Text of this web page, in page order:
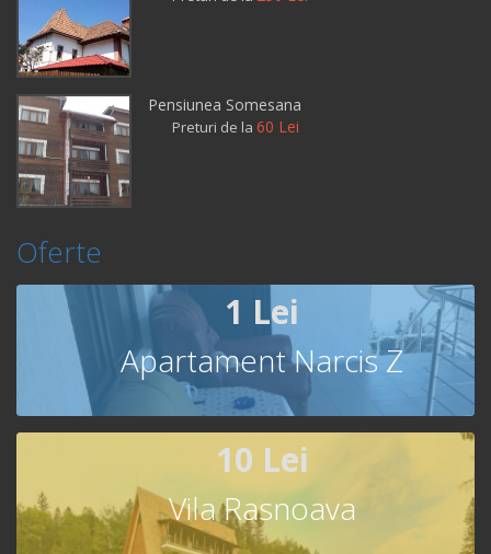
Pensiunea Somesana
Preturi de la 60 Lei
Oferte
1 Lei
Apartament Narcis Z
10 Lei
Vila Rasnoava